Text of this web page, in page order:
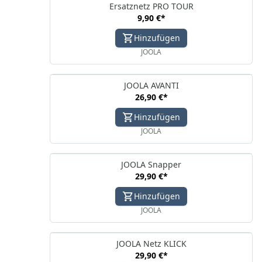
Ersatznetz PRO TOUR
9,90 €*
Hinzufügen
JOOLA
JOOLA AVANTI
26,90 €*
Hinzufügen
JOOLA
JOOLA Snapper
29,90 €*
Hinzufügen
JOOLA
JOOLA Netz KLICK
29,90 €*